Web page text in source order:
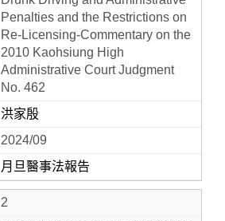
Penalties and the Restrictions on
Re-Licensing-Commentary on the
2010 Kaohsiung High
Administrative Court Judgment
No. 462
洪家殷
2024/09
月旦醫事法報告
2